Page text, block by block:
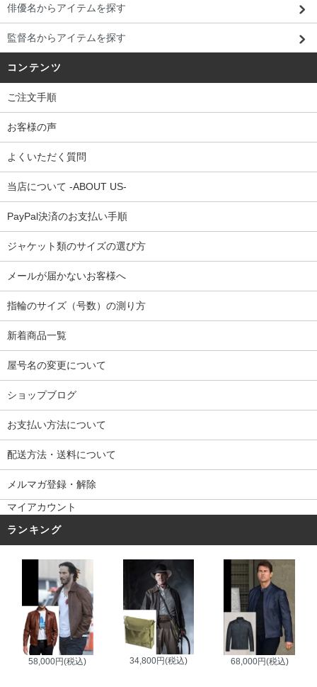
俳優名からアイテムを探す
監督名からアイテムを探す
コンテンツ
ご注文手順
お客様の声
よくいただく質問
当店について -ABOUT US-
PayPal決済のお支払い手順
ジャケット類のサイズの選び方
メールが届かないお客様へ
指輪のサイズ（号数）の測り方
新着商品一覧
屋号名の変更について
ショップブログ
お支払い方法について
配送方法・送料について
メルマガ登録・解除
マイアカウント
ランキング
58,000円(税込) 34,800円(税込) 68,000円(税込)